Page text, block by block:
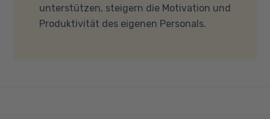
nicht blockieren. Bitte beachten Sie außerdem,
dass für eine reibungslose Übertragung eine
unterstützen, steigern die Motivation und
Produktivität des eigenen Personals.